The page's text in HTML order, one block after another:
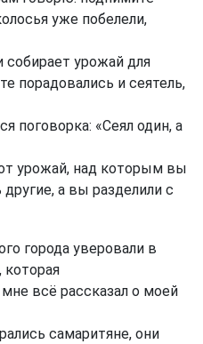
уже побелели,
собирает урожай для
порадовались и сеятель,
поговорка: «Сеял один, а
урожай, над которым вы
а вы разделили с
города уверовали в
всё рассказал о моей
самаритяне, они